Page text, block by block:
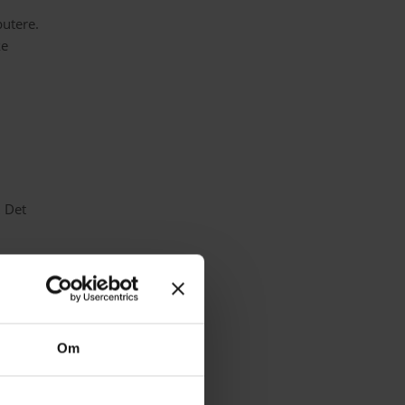
Om
Det